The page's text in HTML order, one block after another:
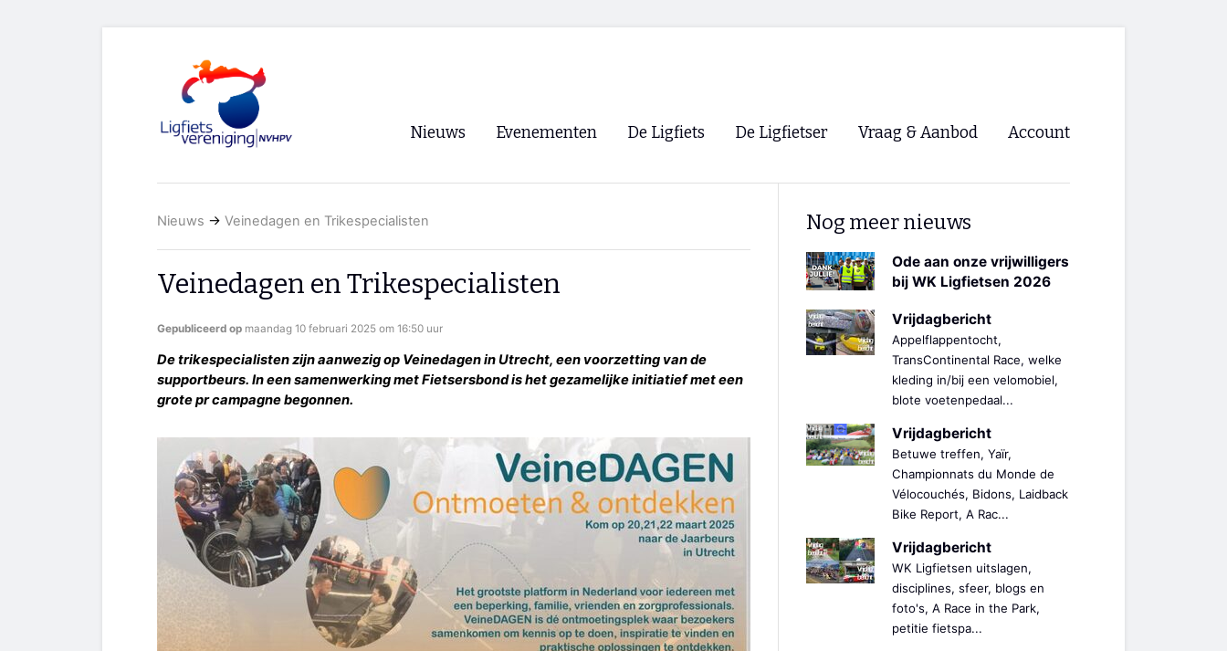
Nieuws Evenementen
WK Ligfietsen 2026
CycleVision
Oliebollentocht
De Ligfiets De Ligfietser
Ligfietsvereninging NVHPV
Lokale Fietsverenigingen
EHPVA & EuSupino 🡺
Forum ligfietsers.nl 🡺
Vraag & Aanbod Account
Nieuws → Veinedagen en Trikespecialisten
Veinedagen en Trikespecialisten
Gepubliceerd op maandag 10 februari 2025 om 16:50 uur
De trikespecialisten zijn aanwezig op Veinedagen in Utrecht, een voorzetting van de
supportbeurs. In een samenwerking met Fietsersbond is het gezamelijke initiatief met een
grote pr campagne begonnen.
Nog meer nieuws
Ode aan onze vrijwilligers
bij WK Ligfietsen 2026
Vrijdagbericht
Appelflappentocht,
TransContinental Race, welke
kleding in/bij een velomobiel,
blote voetenpedaal...
Vrijdagbericht
Betuwe treffen, Yaïr,
Championnats du Monde de
Vélocouchés, Bidons, Laidback
Bike Report, A Rac...
Vrijdagbericht
WK Ligfietsen uitslagen,
disciplines, sfeer, blogs en
foto's, A Race in the Park,
petitie fietspa...